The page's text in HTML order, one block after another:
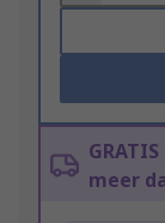
meer